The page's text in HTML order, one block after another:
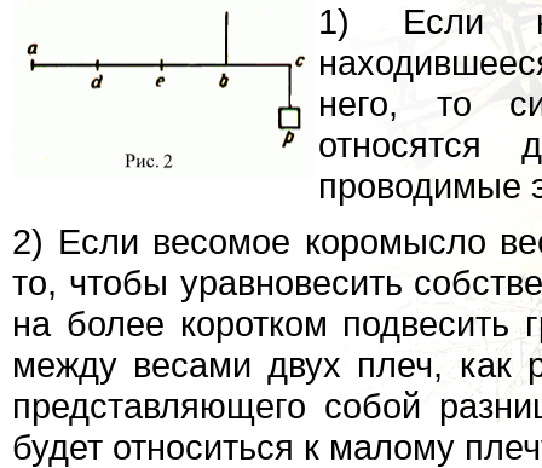
1) Если
него, то
проводимые
2) Если весомое коромысло
то, чтобы уравновесить
на более коротком подвесить
между весами двух плеч, как
представляющего собой
будет относиться к малому